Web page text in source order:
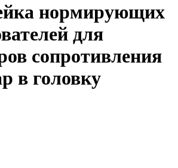
нормирующих
для
сопротивления
в головку